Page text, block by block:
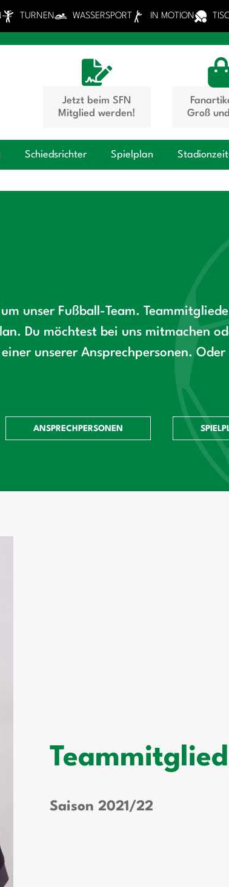
TURNEN WASSERSPORT IN MOTION
Jetzt beim SFN
Mitglied werden!
Groß
Schiedsrichter Spielplan
unser Fußball-Team.
Du möchtest bei uns mitmachen
unserer Ansprechpersonen.
ANSPRECHPERSONEN
Saison 2021/22